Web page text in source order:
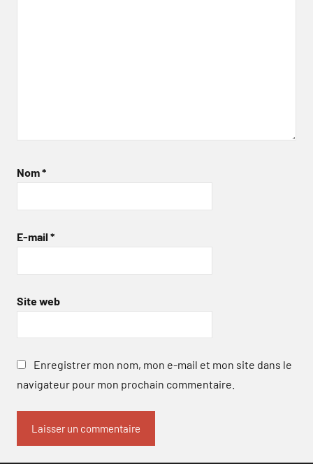
Nom*
E-mail *
Site web
Enregistrer mon nom, mon e-mail et mon site dans le
navigateur pour mon prochain commentaire.